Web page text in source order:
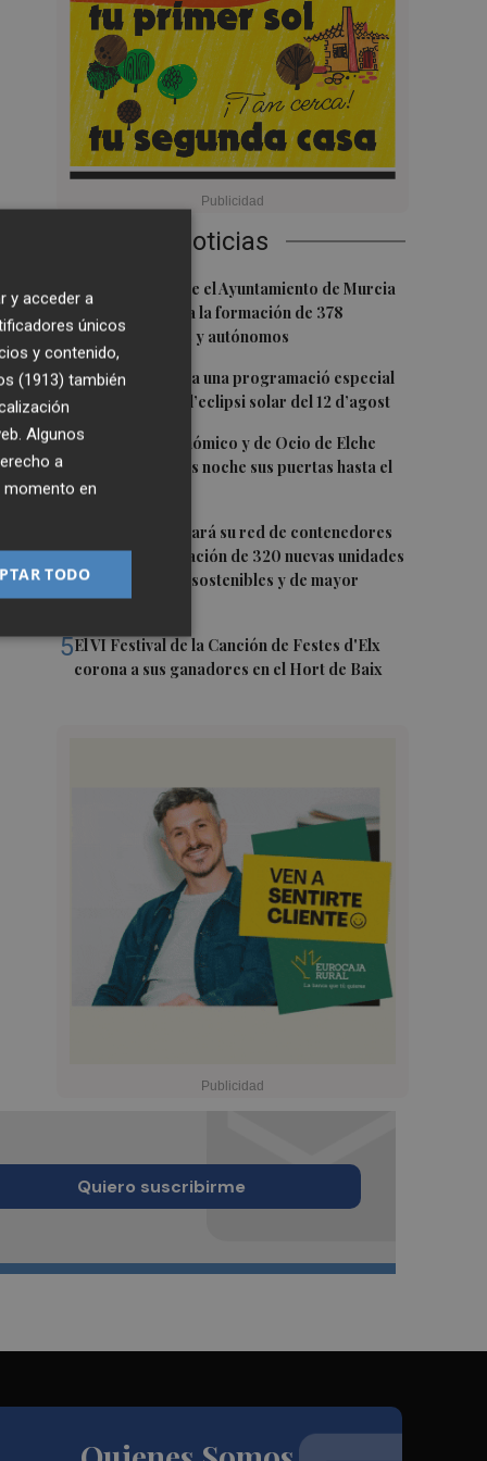
Últimas Noticias
1 El convenio entre el Ayuntamiento de Murcia
y Croem impulsa la formación de 378
emprendedores y autónomos
2Gandia organitza una programació especial
per a gaudir de l’eclipsi solar del 12 d’agost
3El Racó Gastronómico y de Ocio de Elche
abre este viernes noche sus puertas hasta el
día 15
Riba-roja renovará su red de contenedores
con la incorporación de 320 nuevas unidades
más accesibles, sostenibles y de mayor
capacidad
5El VI Festival de la Canción de Festes d'Elx
corona a sus ganadores en el Hort de Baix
Quiero suscribirme
y acceder a
únicos
y contenido,
(1913) también
Algunos
a
momento en
TODO